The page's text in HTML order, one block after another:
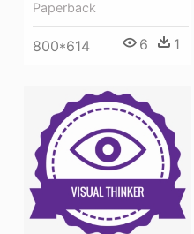
Paperback
800*614 6 1